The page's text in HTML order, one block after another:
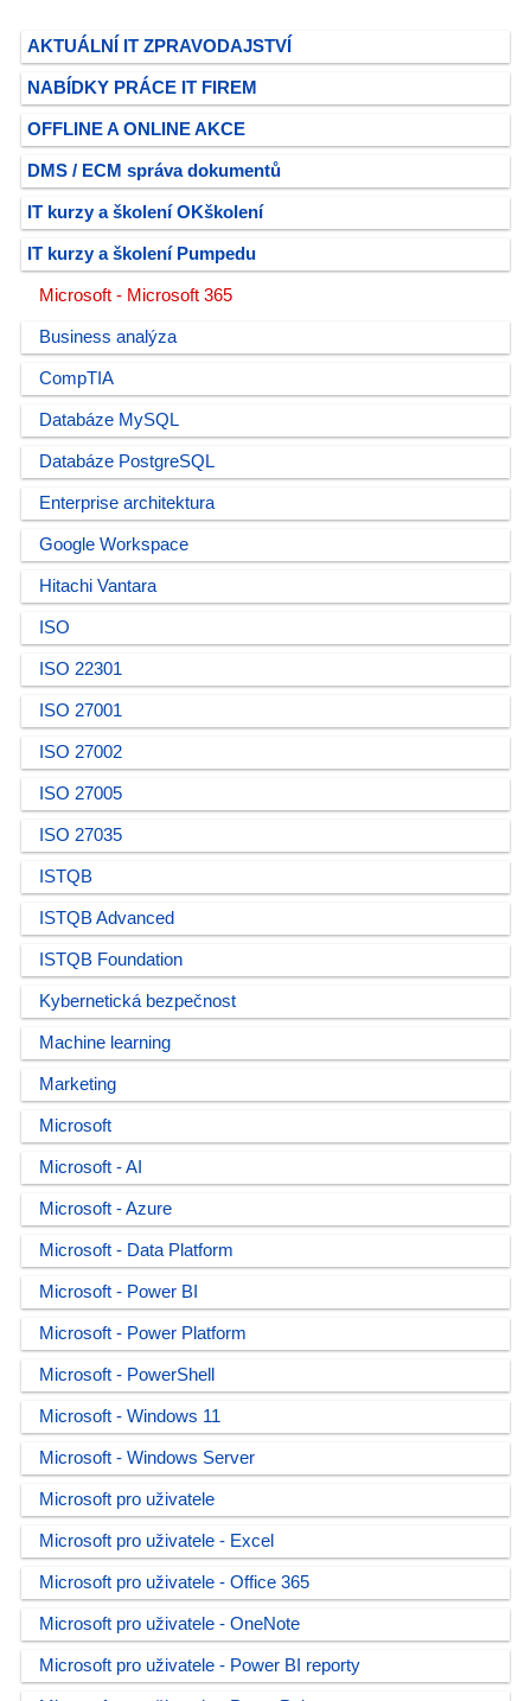
AKTUÁLNÍ IT ZPRAVODAJSTVÍ
NABÍDKY PRÁCE IT FIREM
OFFLINE A ONLINE AKCE
DMS / ECM správa dokumentů
IT kurzy a školení OKškolení
IT kurzy a školení Pumpedu
Microsoft - Microsoft 365
Business analýza
CompTIA
Databáze MySQL
Databáze PostgreSQL
Enterprise architektura
Google Workspace
Hitachi Vantara
ISO
ISO 22301
ISO 27001
ISO 27002
ISO 27005
ISO 27035
ISTQB
ISTQB Advanced
ISTQB Foundation
Kybernetická bezpečnost
Machine learning
Marketing
Microsoft
Microsoft - AI
Microsoft - Azure
Microsoft - Data Platform
Microsoft - Power BI
Microsoft - Power Platform
Microsoft - PowerShell
Microsoft - Windows 11
Microsoft - Windows Server
Microsoft pro uživatele
Microsoft pro uživatele - Excel
Microsoft pro uživatele - Office 365
Microsoft pro uživatele - OneNote
Microsoft pro uživatele - Power BI reporty